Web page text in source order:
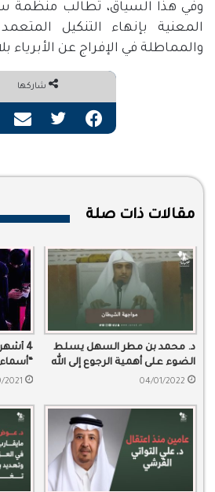
وفي هذا السياق، تطالب منظمة
المعنية بإنهاء التنكيل
والمماطلة في الإفراج عن الأبرياء
شاركها
فيسبوك تويتر مشاركة عبر البريد
مقالات ذات صلة
د. محمد بن مطر السهل يسلط
الضوء على أهمية الرجوع إلى الله
في مواجهة الشيطان وكيده.
04/01/2022
4
قانوني
2021